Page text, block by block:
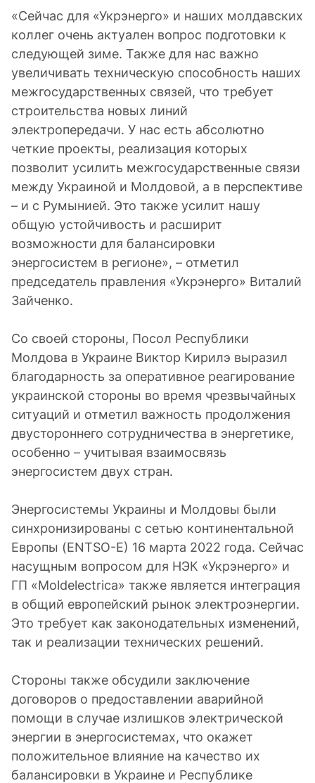
«Сейчас для «Укрэнерго» и наших молдавских
коллег очень актуален вопрос подготовки к
следующей зиме. Также для нас важно
увеличивать техническую способность наших
межгосударственных связей, что требует
строительства новых линий
электропередачи. У нас есть абсолютно
четкие проекты, реализация которых
позволит усилить межгосударственные связи
между Украиной и Молдовой, а в перспективе
– и с Румынией. Это также усилит нашу
общую устойчивость и расширит
возможности для балансировки
энергосистем в регионе», – отметил
председатель правления «Укрэнерго» Виталий
Зайченко.
Со своей стороны, Посол Республики
Молдова в Украине Виктор Кирилэ выразил
благодарность за оперативное реагирование
украинской стороны во время чрезвычайных
ситуаций и отметил важность продолжения
двустороннего сотрудничества в энергетике,
особенно – учитывая взаимосвязь
энергосистем двух стран.
Энергосистемы Украины и Молдовы были
синхронизированы с сетью континентальной
Европы (ENTSO-E) 16 марта 2022 года. Сейчас
насущным вопросом для НЭК «Укрэнерго» и
ГП «Moldelectrica» также является интеграция
в общий европейский рынок электроэнергии.
Это требует как законодательных изменений,
так и реализации технических решений.
Стороны также обсудили заключение
договоров о предоставлении аварийной
помощи в случае излишков электрической
энергии в энергосистемах, что окажет
положительное влияние на качество их
балансировки в Украине и Республике